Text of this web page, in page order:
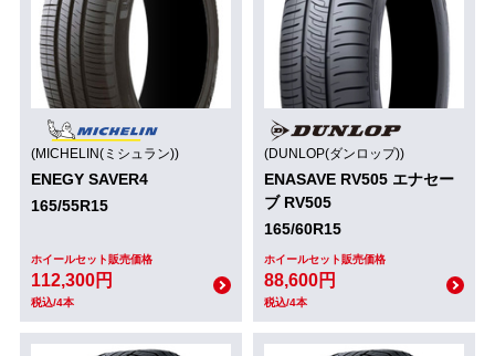
(MICHELIN(ミシュラン))
ENEGY SAVER4
165/55R15
ホイールセット販売価格
112,300円
税込/4本
(DUNLOP(ダンロップ))
ENASAVE RV505 エナセー
ブ RV505
165/60R15
ホイールセット販売価格
88,600円
税込/4本